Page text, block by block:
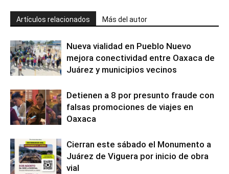
Artículos relacionados Más del autor
Nueva vialidad en Pueblo Nuevo
mejora conectividad entre Oaxaca de
Juárez y municipios vecinos
Detienen a 8 por presunto fraude con
falsas promociones de viajes en
Oaxaca
Cierran este sábado el Monumento a
Juárez de Viguera por inicio de obra
vial